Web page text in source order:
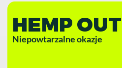
HEMP
Niepowtarzalne okazje